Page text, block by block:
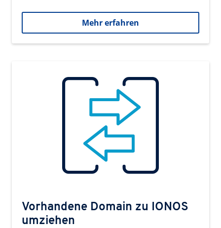
Mehr erfahren
Vorhandene Domain zu IONOS
umziehen